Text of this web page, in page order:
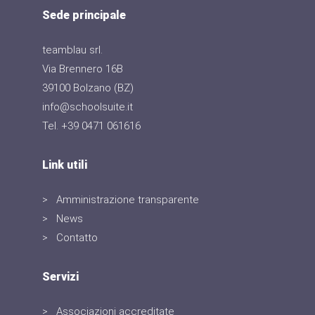
Sede principale
teamblau srl.
Via Brennero 16B
39100 Bolzano (BZ)
info@schoolsuite.it
Tel. +39 0471 061616
Link utili
Amministrazione transparente
News
Contatto
Servizi
Associazioni accreditate